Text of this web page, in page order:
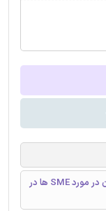
رابطه بین مدیریت دانش و عملکرد سازمانی: آزمون در مورد SME ها در